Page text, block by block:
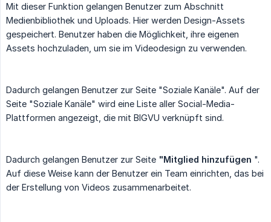
Mit dieser Funktion gelangen Benutzer zum Abschnitt
Medienbibliothek und Uploads. Hier werden Design-Assets
gespeichert. Benutzer haben die Möglichkeit, ihre eigenen
Assets hochzuladen, um sie im Videodesign zu verwenden.
Dadurch gelangen Benutzer zur Seite "Soziale Kanäle". Auf der
Seite "Soziale Kanäle" wird eine Liste aller Social-Media-
Plattformen angezeigt, die mit BIGVU verknüpft sind.
Dadurch gelangen Benutzer zur Seite "Mitglied hinzufügen ".
Auf diese Weise kann der Benutzer ein Team einrichten, das bei
der Erstellung von Videos zusammenarbeitet.